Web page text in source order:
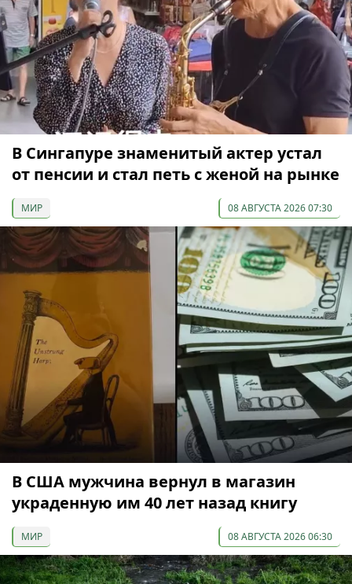
В Сингапуре знаменитый актер устал
от пенсии и стал петь с женой на рынке
МИР 08 АВГУСТА 2026 07:30
В США мужчина вернул в магазин
украденную им 40 лет назад книгу
МИР 08 АВГУСТА 2026 06:30